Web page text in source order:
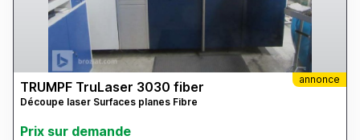
annonce
TRUMPF TruLaser 3030 fiber
Découpe laser Surfaces planes Fibre
Prix ​​sur demande